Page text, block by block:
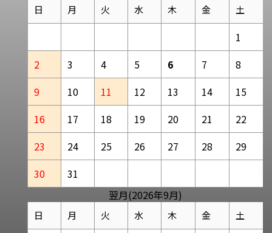
日 月 火 水 木 金 土
1
2
3 4 5 6 7
8
9
10 11 12 13 14
15
16
17 18 19 20 21
22
23
24 25 26 27 28
29
30
31
翌月(2026年9月)
日 月 火 水 木 金 土